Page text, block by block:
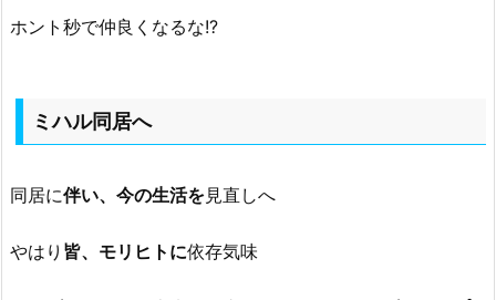
ホント秒で仲良くなるな!?
ミハル同居へ
同居に伴い、今の生活を見直しへ
やはり 皆、モリヒトに依存気味